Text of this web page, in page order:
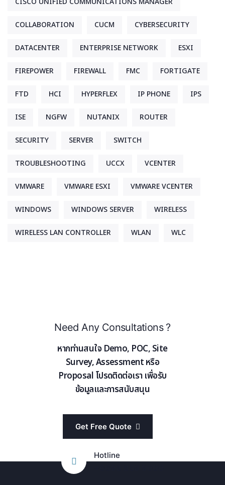
COLLABORATION CUCM CYBERSECURITY
DATACENTER ENTERPRISE NETWORK ESXI
FIREPOWER FIREWALL FMC FORTIGATE
FTD HCI HYPERFLEX IP PHONE IPS
ISE NGFW NUTANIX ROUTER
SECURITY SERVER SWITCH
TROUBLESHOOTING UCCX VCENTER
VMWARE VMWARE ESXI VMWARE VCENTER
WINDOWS WINDOWS SERVER WIRELESS
WIRELESS LAN CONTROLLER WLAN WLC
Need Any Consultations ?
หากท่านสนใจ Demo, POC, Site
Survey, Assessment หรือ
Proposal โปรดติดต่อเรา เพื่อรับ
ข้อมูลและการสนับสนุน
Get Free Quote
Hotline